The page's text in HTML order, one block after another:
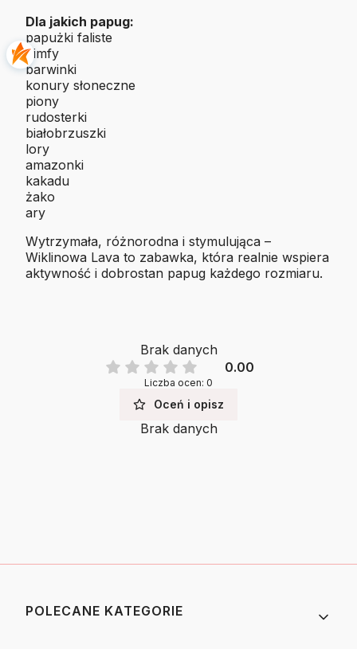
Dla jakich papug:
papużki faliste
nimfy
barwinki
konury słoneczne
piony
rudosterki
białobrzuszki
lory
amazonki
kakadu
żako
ary
Wytrzymała, różnorodna i stymulująca –
Wiklinowa Lava to zabawka, która realnie wspiera
aktywność i dobrostan papug każdego rozmiaru.
Brak danych
0.00
Liczba ocen: 0
Oceń i opisz
Brak danych
Linki w stopce
POLECANE KATEGORIE